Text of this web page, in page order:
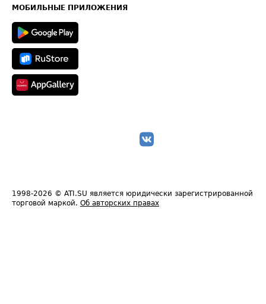
Техническая информация
МОБИЛЬНЫЕ ПРИЛОЖЕНИЯ
1998-2026 © ATI.SU является юридически зарегистрированной
торговой маркой. Об авторских правах